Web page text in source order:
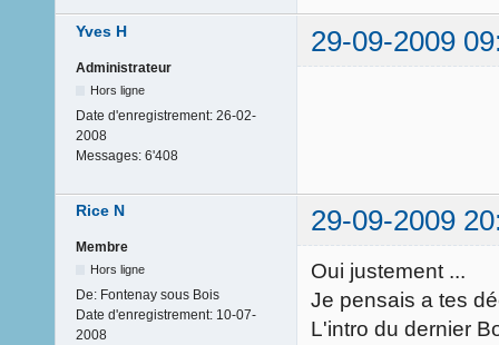
Yves H 29-09-2009
Administrateur
Hors ligne
Date d'enregistrement: 26-02-
2008
Messages: 6'408
Rice N 29-09-2009
Membre
Hors ligne
De: Fontenay sous Bois
Date d'enregistrement: 10-07-
2008
Oui justement ...
Je pensais a tes
L'intro du dernier